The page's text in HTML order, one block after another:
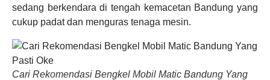
sedang berkendara di tengah kemacetan Bandung yang
cukup padat dan menguras tenaga mesin.
Cari Rekomendasi Bengkel Mobil Matic Bandung Yang